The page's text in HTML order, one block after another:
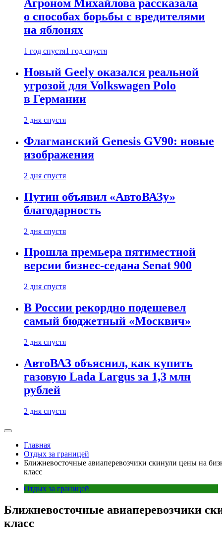
Агроном Михайлова рассказала
о способах борьбы с вредителями
на яблонях
1 год спустя1 год спустя
Новый Geely оказался реальной
угрозой для Volkswagen Polo
в Германии
2 дня спустя
Флагманский Genesis GV90: новые
изображения
2 дня спустя
Путин объявил «АвтоВАЗу»
благодарность
2 дня спустя
Прошла премьера пятиместной
версии бизнес-седана Senat 900
2 дня спустя
В России рекордно подешевел
самый бюджетный «Москвич»
2 дня спустя
АвтоВАЗ объяснил, как купить
газовую Lada Largus за 1,3 млн
рублей
2 дня спустя
Главная
Отдых за границей
Ближневосточные авиаперевозчики скинули цены на
класс
Отдых за границей
Ближневосточные авиаперевозчики
класс